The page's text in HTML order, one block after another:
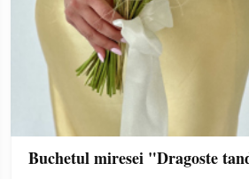
Buchetul miresei "Dragoste